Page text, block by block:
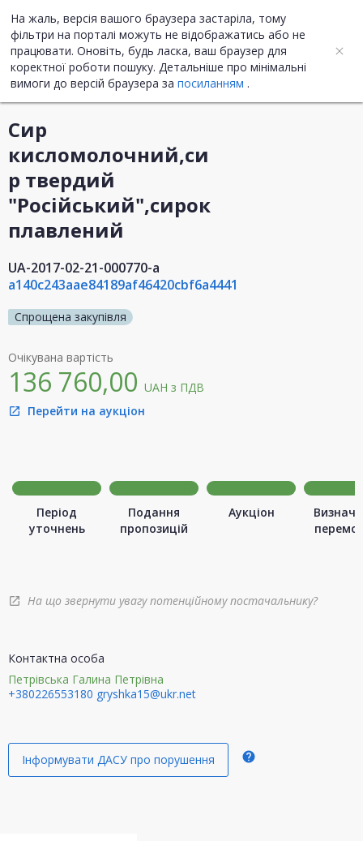
На жаль, версія вашого браузера застаріла, тому
фільтри на порталі можуть не відображатись або не
працювати. Оновіть, будь ласка, ваш браузер для
коректної роботи пошуку. Детальніше про мінімальні
вимоги до версій браузера за посиланням .
UA ENG
Інформація про закупівлю
Сир
кисломолочний,си
р твердий
"Російський",сирок
плавлений
UA-2017-02-21-000770-a
a140c243aae84189af46420cbf6a4441
Спрощена закупівля
Очікувана вартість
136 760,00 UAH з ПДВ
open_in_new Перейти на аукціон
Період
уточнень
Подання
пропозицій
Аукціон
open_in_new На що звернути увагу потенційному постачальнику?
Контактна особа
Петрівська Галина Петрівна
+380226553180 gryshka15@ukr.net
Інформувати ДАСУ про порушення help